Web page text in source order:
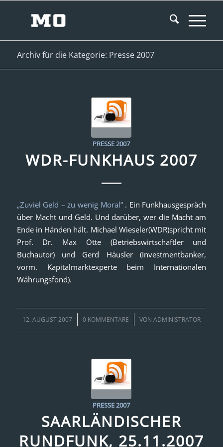
Archiv für die Kategorie: Presse 2007
PRESSE 2007
WDR-FUNKHAUS 2007
„Zuviel Geld – zu wenig Moral“. Ein Funkhausgespräch
über Macht und Geld. Und darüber, wer die Macht am
Ende in Händen hält. Michael Wieseler(WDR)spricht mit
Prof. Dr. Max Otte (Betriebswirtschaftler und
Buchautor) und Gerd Häusler (Investmentbanker,
vorm. Kapitalmarktexperte beim Internationalen
Währungsfond).
12. AUGUST 2007
/ 0 KOMMENTARE
/ VON ADMINISTRATOR
PRESSE 2007
SAARLÄNDISCHER
RUNDFUNK, 25.11.2007